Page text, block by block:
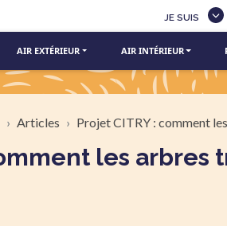
JE SUIS
AIR EXTÉRIEUR AIR INTÉRIEUR
Articles Projet CITRY : comment